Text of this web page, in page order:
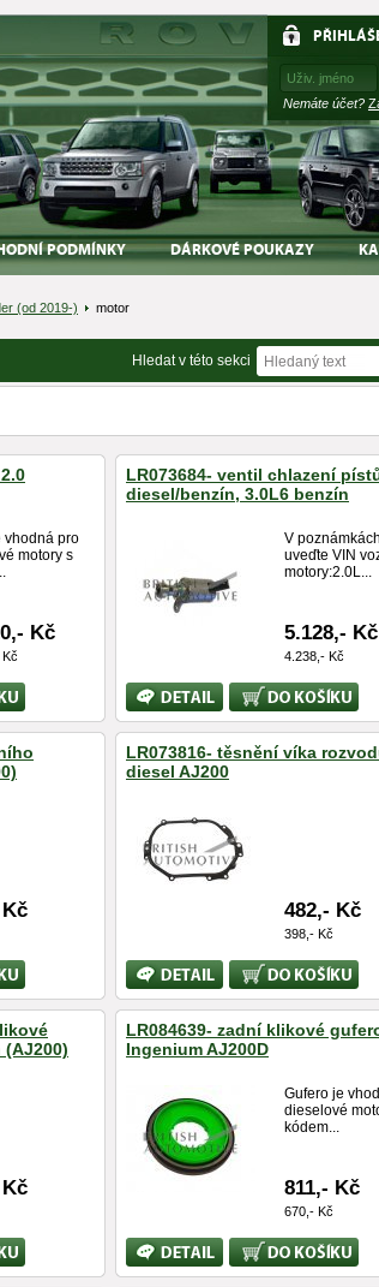
Nemáte účet?
PODMÍNKY DÁRKOVÉ POUKAZY
(od 2019-) motor
Hledat v této sekci
vhodná pro
motory s
Kč
LR073684- ventil chlazení
diesel/benzín, 3.0L6 benzín
V poznámkách
uveďte VIN
motory:2.0L...
5.128,- Kč
4.238,- Kč
Bližší
informace
Koupit
LR073816- těsnění víka
diesel AJ200
482,- Kč
398,- Kč
Bližší
informace
Koupit
LR084639- zadní klikové
Ingenium AJ200D
Gufero je
dieselové
kódem...
811,- Kč
670,- Kč
Bližší
informace
Koupit